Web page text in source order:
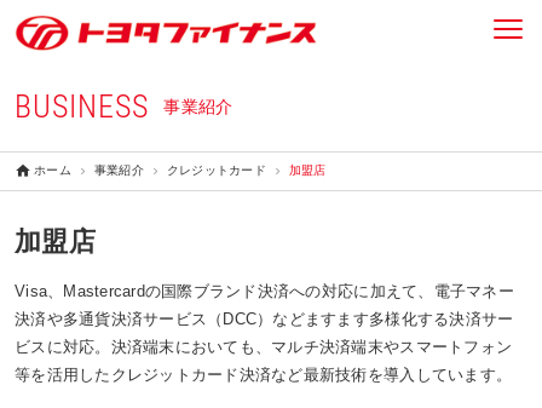
BUSINESS 事業紹介
ホーム 事業紹介 クレジットカード 加盟店
加盟店
Visa、Mastercardの国際ブランド決済への対応に加えて、電子マネー
決済や多通貨決済サービス（DCC）などますます多様化する決済サー
ビスに対応。決済端末においても、マルチ決済端末やスマートフォン
等を活用したクレジットカード決済など最新技術を導入しています。